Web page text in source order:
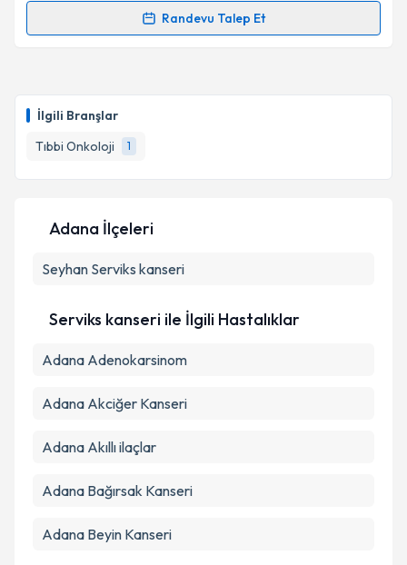
İlgili Branşlar
Tıbbi Onkoloji
1
Randevu Talep Et
Randevu Takvimi Talebi
için bir takvim hazırlandığında e-posta ile
bilgilendireceğiz.
E-posta Adresiniz
Kişisel verilerimin işlenmesine ilişkin
Takvim Talebini Gönder
Adana İlçeleri
Seyhan Serviks kanseri
Serviks kanseri ile İlgili Hastalıklar
Adana Adenokarsinom
Adana Akciğer Kanseri
Adana Akıllı ilaçlar
Adana Bağırsak Kanseri
Adana Beyin Kanseri